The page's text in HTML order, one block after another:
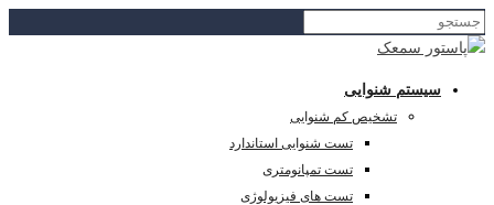
سیستم شنوایی
تشخیص کم شنوایی
تست شنوایی استاندارد
تست تمپانومتری
تست های فیزیولوژی